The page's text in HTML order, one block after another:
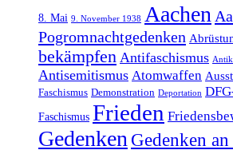
8. Mai 9. November 1938 Aachen
Pogromnachtgedenken
bekämpfen Antifaschismus
Antisemitismus Atomwaffen
Faschismus Demonstration Deportation
Faschismus Frieden
Gedenken Gedenken